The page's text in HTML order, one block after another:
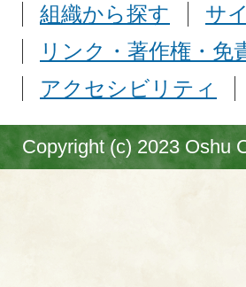
組織から探す
サ
リンク・著作権・免
アクセシビリティ
Copyright (c) 2023 Oshu